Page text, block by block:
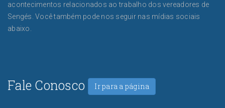
acontecimentos relacionados ao trabalho dos vereadores de
Sengés. Você também pode nos seguir nas mídias sociais
abaixo.
Fale Conosco Ir para a página